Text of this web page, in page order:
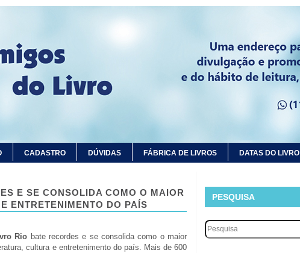
CADASTRO DÚVIDAS FÁBRICA DE LIVROS DATAS DO LIVRO
E SE CONSOLIDA COMO O MAIOR
ENTRETENIMENTO DO PAÍS
Rio bate recordes e se consolida como o maior
cultura e entretenimento do país. Mais de 600
PESQUISA